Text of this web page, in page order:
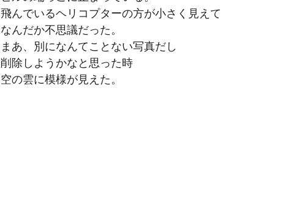
飛んでいるヘリコプターの方が小さく見えて
なんだか不思議だった。
まあ、別になんてことない写真だし
削除しようかなと思った時
空の雲に模様が見えた。